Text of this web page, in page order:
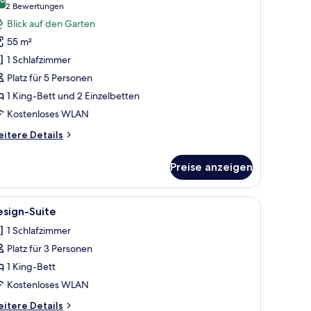
von 10
2 Bewertungen
(2
Bewertungen)
Blick auf den Garten
55 m²
1 Schlafzimmer
Platz für 5 Personen
1 King-Bett und 2 Einzelbetten
Kostenloses WLAN
Details
Preise anzeigen
hängen Vorhänge und die Decke besteht aus Holz.
einer Couch, einem Couchtisch und einem Essbereich mit
Ein Schlafzimmer mit einem großen Bett,
4 Suite
1 Schlafzimmer
Platz für 3 Personen
1 King-Bett
Kostenloses WLAN
Details